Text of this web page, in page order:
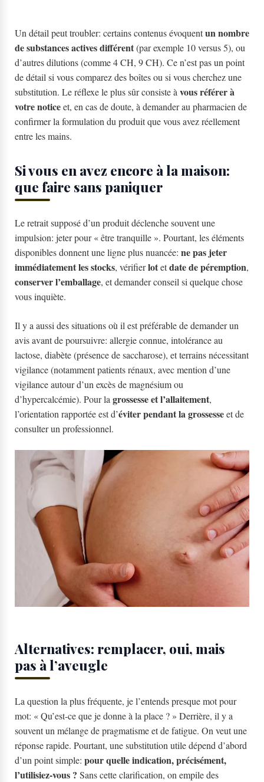
Un détail peut troubler: certains contenus évoquentun nombre
de substances actives différent(par exemple 10 versus 5), ou
d’autres dilutions (comme 4 CH, 9 CH). Ce n’est pas un point
de détail si vous comparez des boîtes ou si vous cherchez une
substitution. Le réflexe le plus sûr consiste àvous référer à
votre noticeet, en cas de doute, à demander au pharmacien de
confirmer la formulation du produit que vous avez réellement
entre les mains.
Si vous en avez encore à la maison:
que faire sans paniquer
Le retrait supposé d’un produit déclenche souvent une
impulsion: jeter pour « être tranquille ». Pourtant, les éléments
disponibles donnent une ligne plus nuancée: ne pas jeter
immédiatement les stocks, vérifierlotetdate de péremption,
conserver l’emballage, et demander conseil si quelque chose
vous inquiète.
Il y a aussi des situations où il est préférable de demander un
avis avant de poursuivre: allergie connue, intolérance au
lactose, diabète (présence de saccharose), et terrains nécessitant
vigilance (notamment patients rénaux, avec mention d’une
vigilance autour d’un excès de magnésium ou
d’hypercalcémie). Pour lagrossesse et l’allaitement,
l’orientation rapportée est d’éviter pendant la grossesseet de
consulter un professionnel.
Alternatives: remplacer, oui, mais
pas à l’aveugle
La question la plus fréquente, je l’entends presque mot pour
mot: « Qu’est-ce que je donne à la place ? » Derrière, il y a
souvent un mélange de pragmatisme et de fatigue. On veut une
réponse rapide. Pourtant, une substitution utile dépend d’abord
d’un point simple: pour quelle indication, précisément,
l’utilisiez-vous ? Sans cette clarification, on empile des